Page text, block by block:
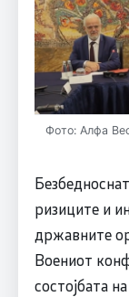
Фото: Алфа
ризиците и
државните
Воениот
состојбата